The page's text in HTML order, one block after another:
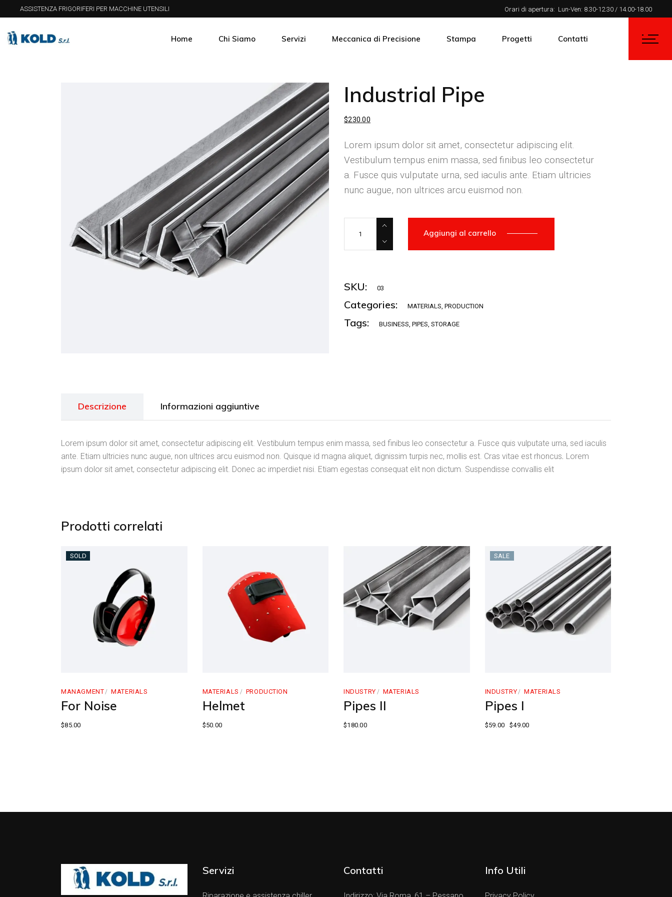
ASSISTENZA FRIGORIFERI PER MACCHINE UTENSILI Orari di apertura: Lun-Ven: 8.30-12.30 / 14.00-18.00
Home Chi Siamo Servizi
Riparazione e assistenza chiller
Impianti raffreddamento acqua
Riparazione AKZ Daikin
Meccanica di Precisione Stampa Progetti Contatti
Riparazione e assistenza chiller
Impianti raffreddamento acqua
Industrial Pipe
$230.00
Lorem ipsum dolor sit amet, consectetur adipiscing elit.
Vestibulum tempus enim massa, sed finibus leo consectetur
a. Fusce quis vulputate urna, sed iaculis ante. Etiam ultricies
nunc augue, non ultrices arcu euismod non.
Aggiungi al carrello
SKU: 03
Categories: MATERIALS, PRODUCTION
Tags: BUSINESS, PIPES, STORAGE
Descrizione Informazioni aggiuntive
Lorem ipsum dolor sit amet, consectetur adipiscing elit. Vestibulum tempus enim massa, sed finibus leo consectetur a. Fusce quis vulputate urna, sed iaculis
ante. Etiam ultricies nunc augue, non ultrices arcu euismod non. Quisque id magna aliquet, dignissim turpis nec, mollis est. Cras vitae est rhoncus. Lorem
ipsum dolor sit amet, consectetur adipiscing elit. Donec ac imperdiet nisi. Etiam egestas consequat elit non dictum. Suspendisse convallis elit
Prodotti correlati
SOLD
MANAGMENT MATERIALS
For Noise
$85.00
MATERIALS PRODUCTION
Helmet
$50.00
INDUSTRY MATERIALS
Pipes II
$180.00
SALE
INDUSTRY MATERIALS
Pipes I
$59.00 $49.00
Servizi Contatti Info Utili